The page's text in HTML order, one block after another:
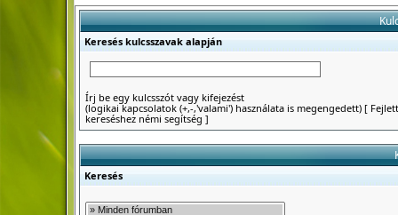
Keresés kulcsszavak alapján
Írj be egy kulcsszót vagy kifejezést
(logikai kapcsolatok (+,-,'valami') használata is megengedett)[
kereséshez némi segítség ]
Keresés